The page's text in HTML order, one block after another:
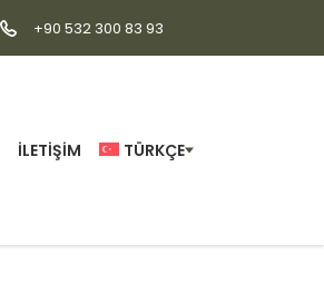
+90 532 300 83 93
İLETIŞIM TÜRKÇE